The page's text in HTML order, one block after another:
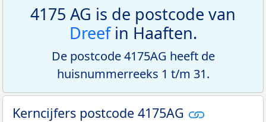
4175 AG is de postcode van
Dreefin Haaften.
De postcode 4175AG heeft de
huisnummerreeks 1 t/m 31.
Kerncijfers postcode 4175AG